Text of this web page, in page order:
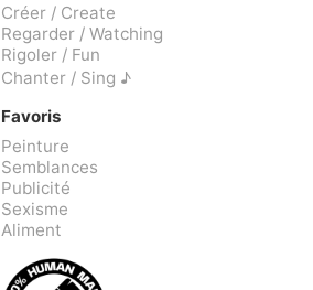
Créer / Create
Regarder / Watching
Rigoler / Fun
Chanter / Sing ♪
Favoris
Peinture
Semblances
Publicité
Sexisme
Aliment